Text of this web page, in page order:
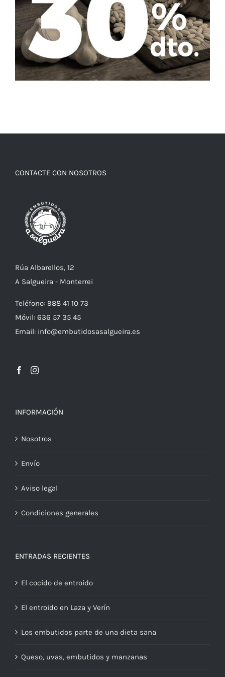
CONTACTE CON NOSOTROS
Rúa Albarellos, 12
A Salgueira - Monterrei
Teléfono: 988 41 10 73
Móvil: 636 57 35 45
Email: info@embutidosasalgueira.es
INFORMACIÓN
Nosotros
Envío
Aviso legal
Condiciones generales
ENTRADAS RECIENTES
El cocido de entroido
El entroido en Laza y Verín
Los embutidos parte de una dieta sana
Queso, uvas, embutidos y manzanas